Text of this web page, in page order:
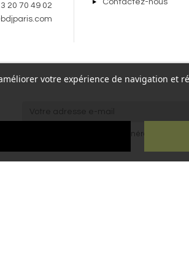
3 20 70 49 02
Contactez-nous
votre expérience de navigation et
conditions générales